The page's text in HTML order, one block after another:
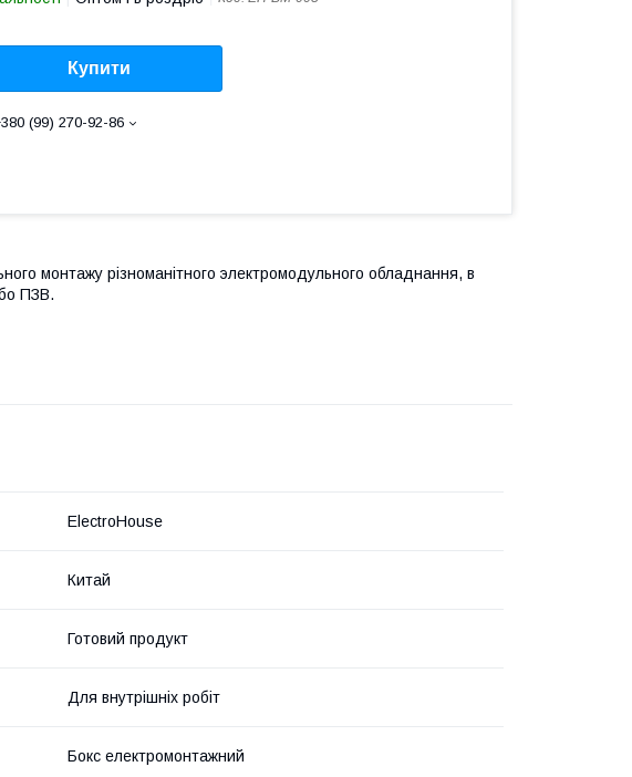
Купити
(99) 270-92-86
монтажу різноманітного электромодульного обладнання, в
ПЗВ.
ElectroHouse
Китай
Готовий продукт
Для внутрішніх робіт
Бокс електромонтажний